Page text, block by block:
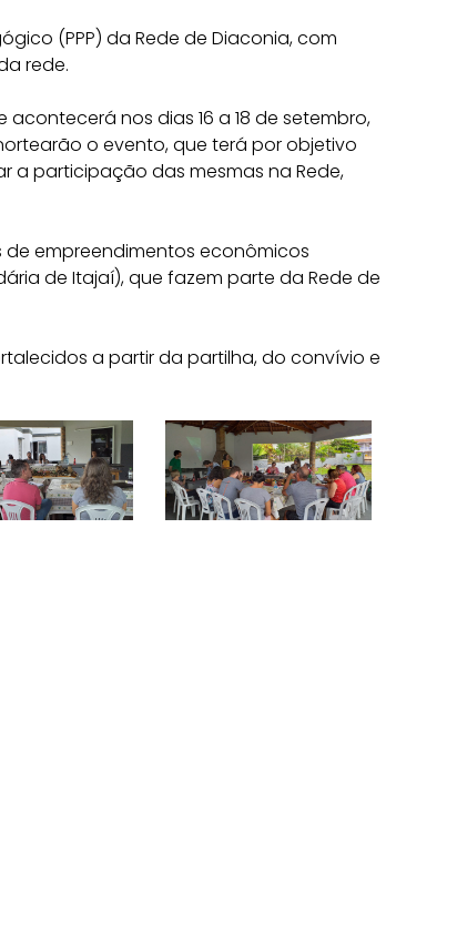
(PPP) da Rede de Diaconia, com
rede.
nos dias 16 a 18 de setembro,
o evento, que terá por objetivo
a participação das mesmas na Rede,
empreendimentos econômicos
de Itajaí), que fazem parte da Rede de
a partir da partilha, do convívio e